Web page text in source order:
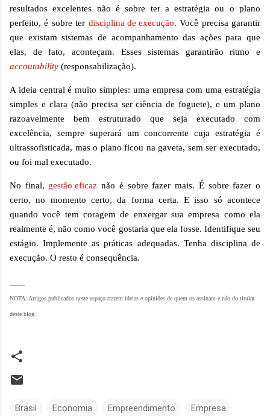
resultados excelentes não é sobre ter a estratégia ou o plano
perfeito, é sobre ter disciplina de execução. Você precisa garantir
que existam sistemas de acompanhamento das ações para que
elas, de fato, aconteçam. Esses sistemas garantirão ritmo e
accoutability (responsabilização).
A ideia central é muito simples: uma empresa com uma estratégia
simples e clara (não precisa ser ciência de foguete), e um plano
razoavelmente bem estruturado que seja executado com
excelência, sempre superará um concorrente cuja estratégia é
ultrassofisticada, mas o plano ficou na gaveta, sem ser executado,
ou foi mal executado.
No final, gestão eficaz não é sobre fazer mais. É sobre fazer o
certo, no momento certo, da forma certa. E isso só acontece
quando você tem coragem de enxergar sua empresa como ela
realmente é, não como você gostaria que ela fosse. Identifique seu
estágio. Implemente as práticas adequadas. Tenha disciplina de
execução. O resto é consequência.
NOTA: Artigos publicados neste espaço trazem ideias e opiniões de quem os assinam e não do titular
deste blog.
Brasil Economia Empreendimento Empresa